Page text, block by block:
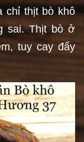
chỉ thịt bò khô
sai. Thịt bò ở
tuy cay đấy